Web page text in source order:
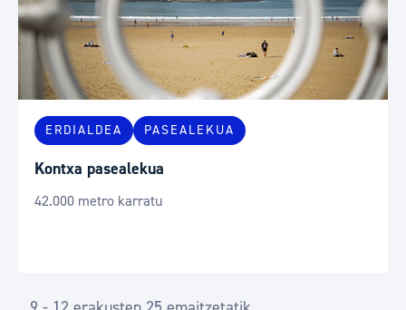
ERDIALDEA PASEALEKUA
Kontxa pasealekua
42.000 metro karratu